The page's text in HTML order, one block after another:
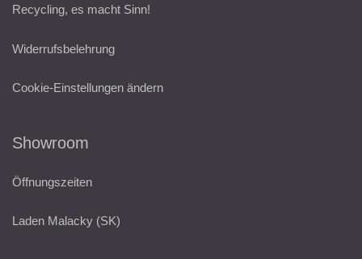
Recycling, es macht Sinn!
Widerrufsbelehrung
Cookie-Einstellungen ändern
Showroom
Öffnungszeiten
Laden Malacky (SK)